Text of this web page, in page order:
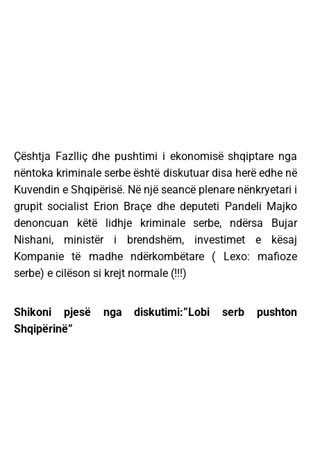
Çështja Fazlliç dhe pushtimi i ekonomisë shqiptare nga
nëntoka kriminale serbe është diskutuar disa herë edhe në
Kuvendin e Shqipërisë. Në një seancë plenare nënkryetari i
grupit socialist Erion Braçe dhe deputeti Pandeli Majko
denoncuan këtë lidhje kriminale serbe, ndërsa Bujar
Nishani, ministër i brendshëm, investimet e kësaj
Kompanie të madhe ndërkombëtare ( Lexo: mafioze
serbe) e cilëson si krejt normale (!!!)
Shikoni pjesë nga diskutimi:”Lobi serb pushton
Shqipërinë”